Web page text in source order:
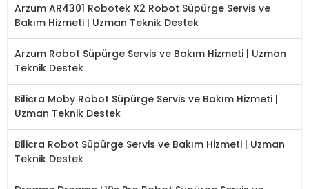
Arzum AR4301 Robotek X2 Robot Süpürge Servis ve
Bakım Hizmeti | Uzman Teknik Destek
Arzum Robot Süpürge Servis ve Bakım Hizmeti | Uzman
Teknik Destek
Bilicra Moby Robot Süpürge Servis ve Bakım Hizmeti |
Uzman Teknik Destek
Bilicra Robot Süpürge Servis ve Bakım Hizmeti | Uzman
Teknik Destek